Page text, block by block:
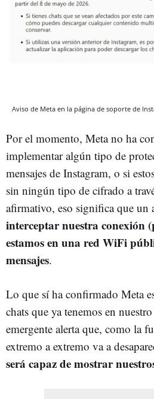
Aviso de Meta en la página de soporte de
Por el momento, Meta no ha
implementar algún tipo de
mensajes de Instagram, o si
sin ningún tipo de cifrado a
afirmativo, eso significa que un
interceptar nuestra conexión
estamos en una red WiFi
mensajes.
Lo que sí ha confirmado Meta
chats que ya tenemos en
emergente alerta que, como la
extremo a extremo va a
será capaz de mostrar